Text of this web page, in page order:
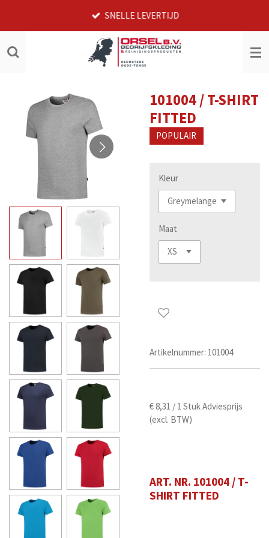
de
SNELLE LEVERTIJD
101004 / T-SHIRT
FITTED
POPULAIR
Kleur
Maat
Artikelnummer: 101004
€8,31 / 1 StukAdviesprijs
(excl. BTW)
ART. NR. 101004 / T-
SHIRT FITTED